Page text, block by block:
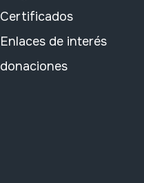
Certificados
Enlaces de interés
donaciones